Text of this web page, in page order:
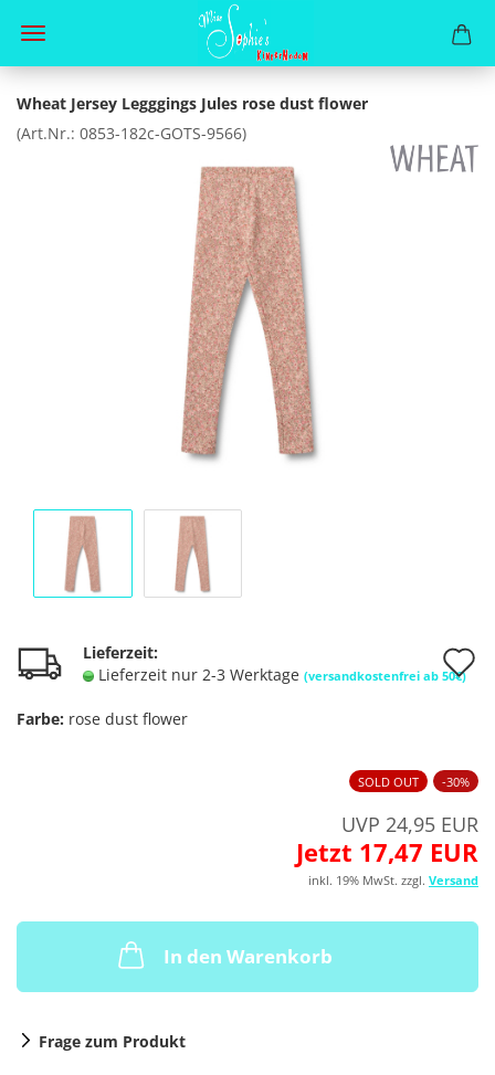
Wheat Jersey Legggings Jules rose dust flower
(Art.Nr.: 0853-182c-GOTS-9566)
Lieferzeit:
Lieferzeit nur 2-3 Werktage (versandkostenfrei ab 50€)
Farbe: rose dust flower
SOLD OUT -30%
UVP 24,95 EUR
Jetzt 17,47 EUR
inkl. 19% MwSt. zzgl. Versand
In den Warenkorb
Frage zum Produkt